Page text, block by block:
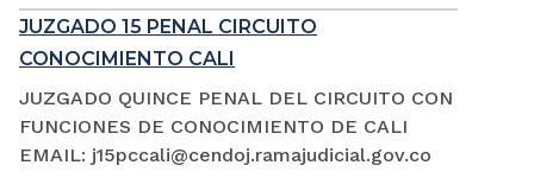
JUZGADO 15 PENAL CIRCUITO
CONOCIMIENTO CALI
JUZGADO QUINCE PENAL DEL CIRCUITO CON
FUNCIONES DE CONOCIMIENTO DE CALI
EMAIL: j15pccali@cendoj.ramajudicial.gov.co